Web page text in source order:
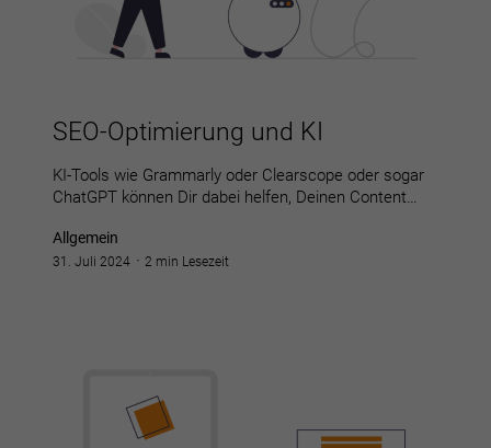
SEO-Optimierung und KI
KI-Tools wie Grammarly oder Clearscope oder sogar
ChatGPT können Dir dabei helfen, Deinen Content…
Allgemein
31. Juli 2024 2 min Lesezeit